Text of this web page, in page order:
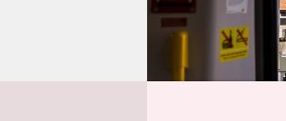
epaper login